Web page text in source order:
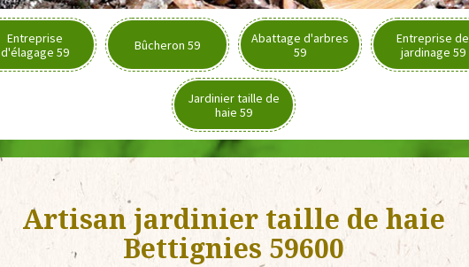
Entreprise
d'élagage 59
Bûcheron 59
Abattage d'arbres
59
Entreprise de
jardinage 59
Jardinier taille de
haie 59
Artisan jardinier taille de haie
Bettignies 59600